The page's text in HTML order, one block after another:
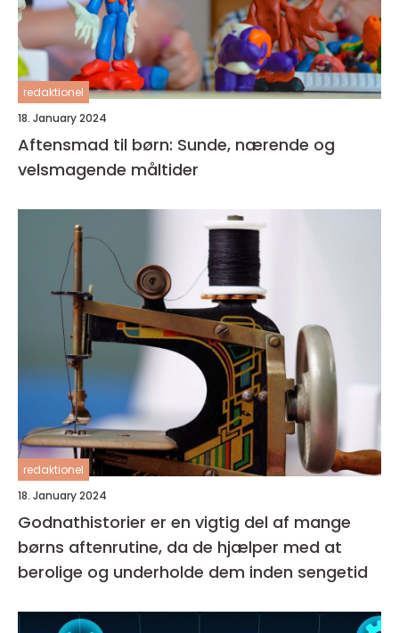
redaktionel
18. January 2024
Aftensmad til børn: Sunde, nærende og
velsmagende måltider
redaktionel
18. January 2024
Godnathistorier er en vigtig del af mange
børns aftenrutine, da de hjælper med at
berolige og underholde dem inden sengetid